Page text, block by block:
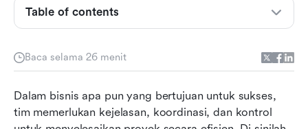
Baca selama 26 menit
Dalam bisnis apa pun yang bertujuan untuk sukses,
tim memerlukan kejelasan, koordinasi, dan kontrol
Table of contents
Apa itu perangkat lunak perencanaan proyek?
perencanaan proyek
Sekilas: 10 perangkat lunak paket proyek